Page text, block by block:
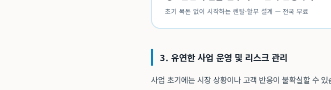
초기 목돈 없이 시작하는 렌탈·할부 설계 — 전국 무료
3. 유연한 사업 운영 및 리스크 관리
사업 초기에는 시장 상황이나 고객 반응이 불확실할 수